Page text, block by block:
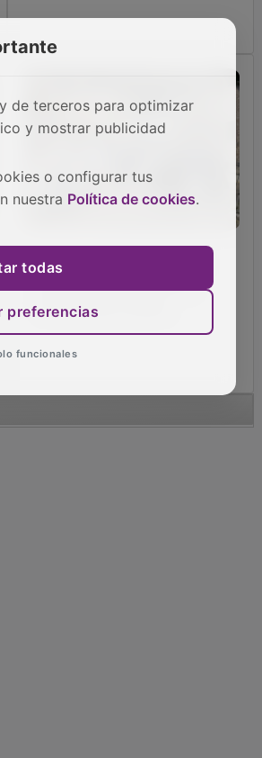
VOX acompaña a Embid
Octava del Corpus
de terceros para optimizar
y mostrar publicidad
o configurar tus
nuestra Política de cookies.
todas
preferencias
funcionales